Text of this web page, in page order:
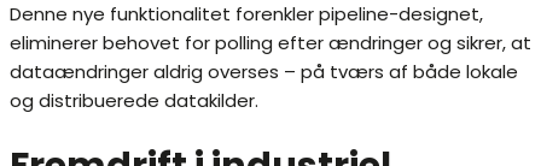
Denne nye funktionalitet forenkler pipeline-designet,
eliminerer behovet for polling efter ændringer og sikrer, at
dataændringer aldrig overses – på tværs af både lokale
og distribuerede datakilder.